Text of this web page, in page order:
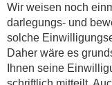
Wir weisen noch
darlegungs- und
solche
Daher wäre es
Ihnen seine